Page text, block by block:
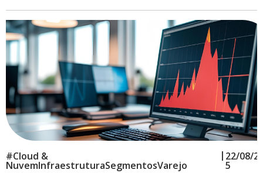
#Cloud &
NuvemInfraestruturaSegmentosVarejo
| 22/08/
5